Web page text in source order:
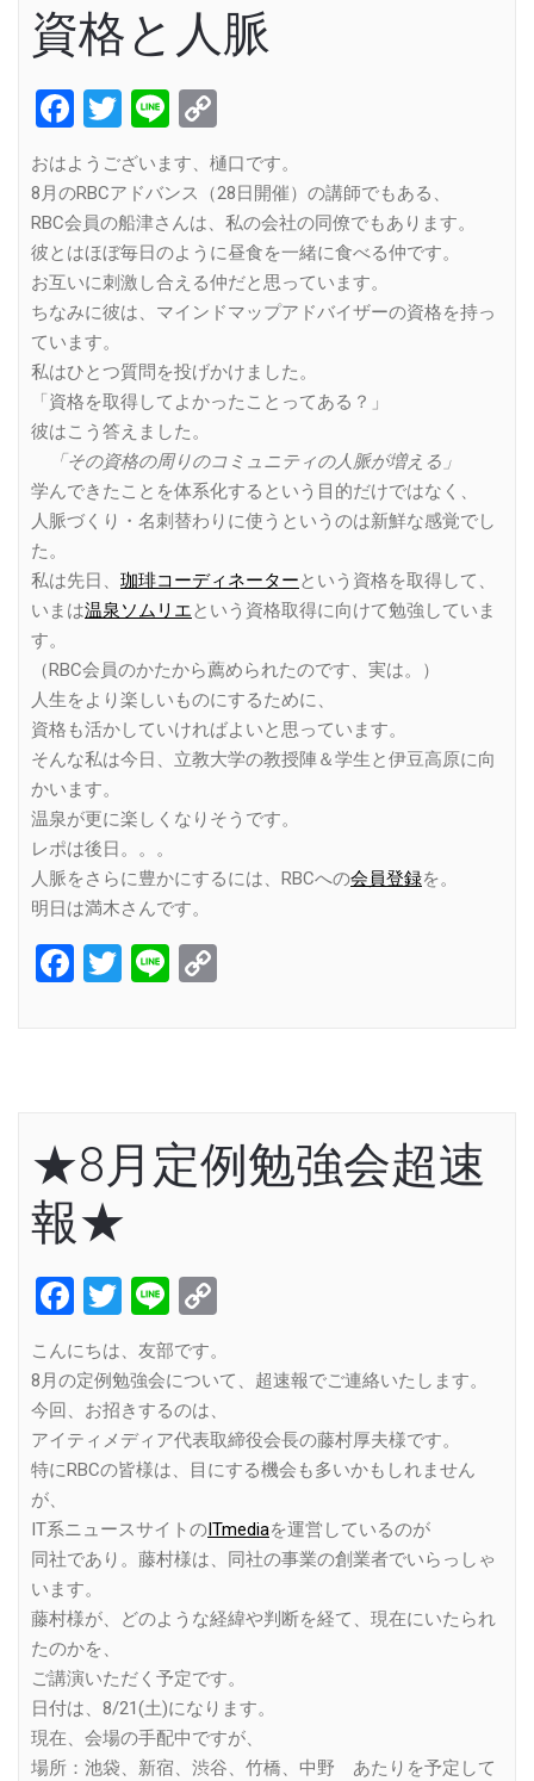
資格と人脈
Facebook
Twitter
Line
Link
おはようございます、樋口です。
8月のRBCアドバンス（28日開催）の講師でもある、
RBC会員の船津さんは、私の会社の同僚でもあります。
彼とはほぼ毎日のように昼食を一緒に食べる仲です。
お互いに刺激し合える仲だと思っています。
ちなみに彼は、マインドマップアドバイザーの資格を持っ
ています。
私はひとつ質問を投げかけました。
「資格を取得してよかったことってある？」
彼はこう答えました。
「その資格の周りのコミュニティの人脈が増える」
学んできたことを体系化するという目的だけではなく、
人脈づくり・名刺替わりに使うというのは新鮮な感覚でし
た。
私は先日、 珈琲コーディネーターという資格を取得して、
いまは温泉ソムリエという資格取得に向けて勉強していま
す。
（RBC会員のかたから薦められたのです、実は。）
人生をより楽しいものにするために、
資格も活かしていければよいと思っています。
そんな私は今日、立教大学の教授陣＆学生と伊豆高原に向
かいます。
温泉が更に楽しくなりそうです。
レポは後日。。。
人脈をさらに豊かにするには、RBCへの会員登録を。
明日は満木さんです。
Facebook
Twitter
Line
★8月定例勉強会超速
報★
Facebook
Twitter
Line
こんにちは、友部です。
8月の定例勉強会について、超速報でご連絡いたします。
今回、お招きするのは、
アイティメディア代表取締役会長の藤村厚夫様です。
特にRBCの皆様は、目にする機会も多いかもしれません
が、
IT系ニュースサイトのITmediaを運営しているのが
同社であり。藤村様は、同社の事業の創業者でいらっしゃ
います。
藤村様が、どのような経緯や判断を経て、現在にいたられ
たのかを、
ご講演いただく予定です。
日付は、8/21(土)になります。
現在、会場の手配中ですが、
場所：池袋、新宿、渋谷、竹橋、中野 あたりを予定して